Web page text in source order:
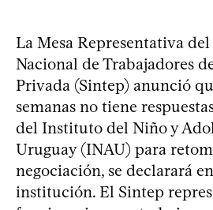
La Mesa Representativa
Nacional de Trabajadores
Privada (Sintep) anunció
semanas no tiene
del Instituto del Niño y
Uruguay (INAU) para
negociación, se declarará
institución. El Sintep